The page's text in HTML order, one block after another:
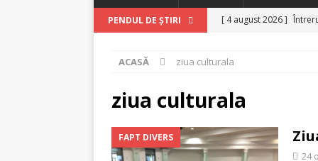
PENDUL DE ȘTIRI [ 4 august 2026 ]
25 martie 1926 – fugit
[ 2 august 2026 ]
Ungureanu,
ACASĂ ziua culturala
ziua culturala
FAPT DIVERS
24